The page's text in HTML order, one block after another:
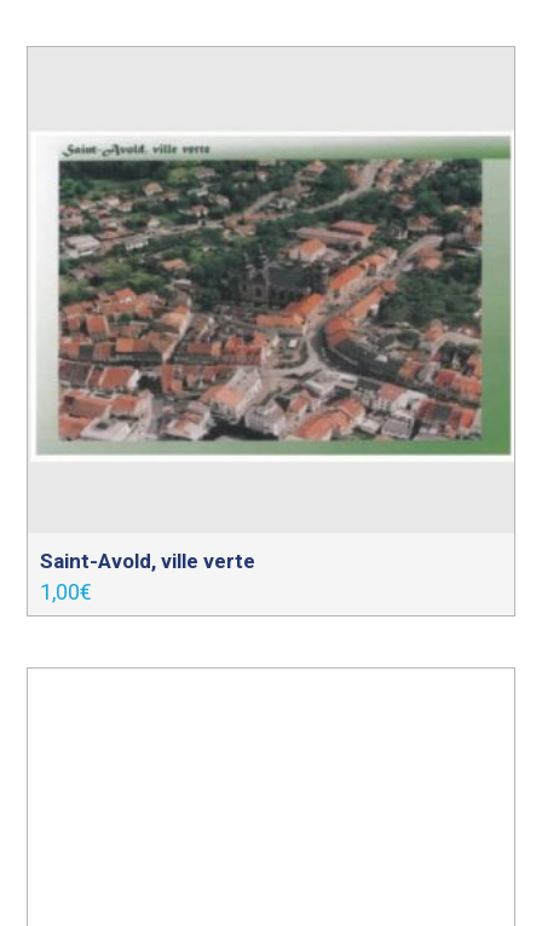
Saint-Avold, ville verte
1,00€